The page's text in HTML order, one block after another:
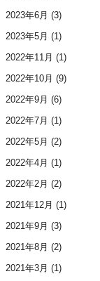
2023年6月 (3)
2023年5月 (1)
2022年11月 (1)
2022年10月 (9)
2022年9月 (6)
2022年7月 (1)
2022年5月 (2)
2022年4月 (1)
2022年2月 (2)
2021年12月 (1)
2021年9月 (3)
2021年8月 (2)
2021年3月 (1)